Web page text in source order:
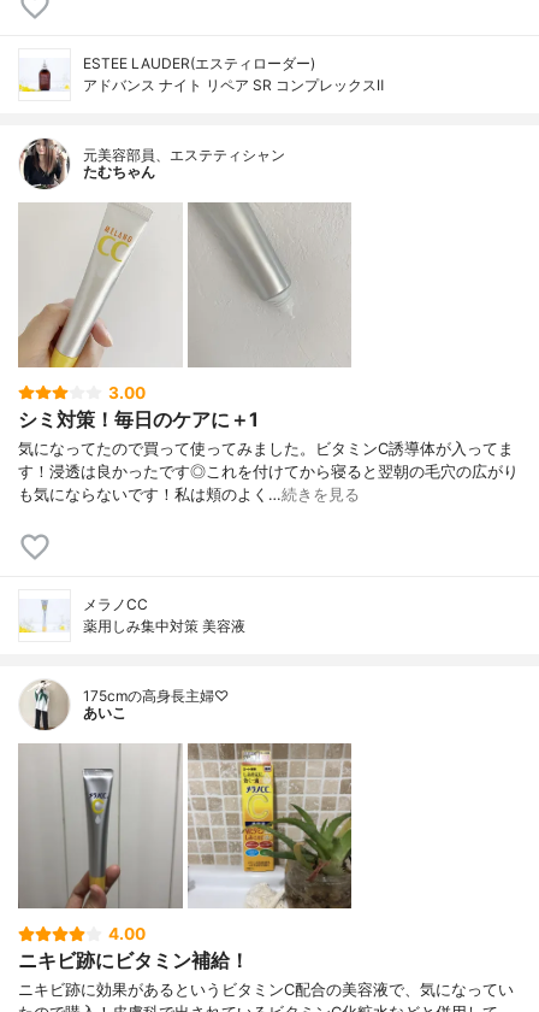
ESTEE LAUDER(エスティローダー)
アドバンス ナイト リペア SR コンプレックスⅡ
元美容部員、エステティシャン
たむちゃん
3.00
シミ対策！毎日のケアに＋1
気になってたので買って使ってみました。ビタミンC誘導体が入ってま
す！浸透は良かったです◎これを付けてから寝ると翌朝の毛穴の広がり
も気にならないです！私は頬のよく…続きを見る
メラノCC
薬用しみ集中対策 美容液
175cmの高身長主婦♡
あいこ
4.00
ニキビ跡にビタミン補給！
ニキビ跡に効果があるというビタミンC配合の美容液で、気になってい